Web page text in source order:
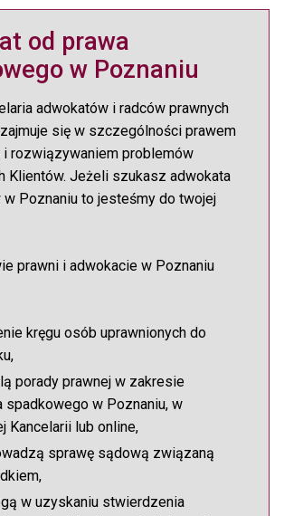
od prawa
w Poznaniu
adwokatów i radców prawnych
się w szczególności prawem
i rozwiązywaniem problemów
Klientów. Jeżeli szukasz adwokata
Poznaniu to jesteśmy do twojej
prawni i adwokacie w Poznaniu
kręgu osób uprawnionych do
porady prawnej w zakresie
spadkowego w Poznaniu, w
Kancelarii lub online,
sprawę sądową związaną
w uzyskaniu stwierdzenia